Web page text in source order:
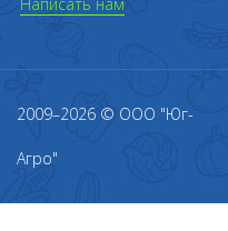
2009–2026 © ООО "Юг-
Агро"